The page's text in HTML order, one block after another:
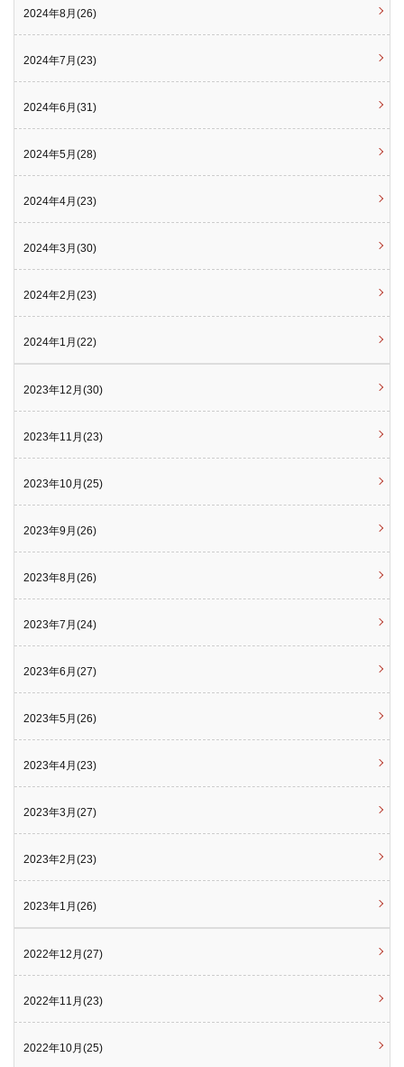
2024年8月(26)
2024年7月(23)
2024年6月(31)
2024年5月(28)
2024年4月(23)
2024年3月(30)
2024年2月(23)
2024年1月(22)
2023年12月(30)
2023年11月(23)
2023年10月(25)
2023年9月(26)
2023年8月(26)
2023年7月(24)
2023年6月(27)
2023年5月(26)
2023年4月(23)
2023年3月(27)
2023年2月(23)
2023年1月(26)
2022年12月(27)
2022年11月(23)
2022年10月(25)